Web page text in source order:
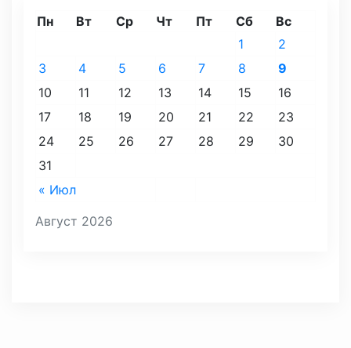
Август 2026
Пн Вт Ср Чт Пт Сб Вс
« Июл
1
2
3
4 5 6 7 8
9
10
11 12 13 14 15
16
17
18 19 20 21 22
23
24
25 26 27 28 29
30
31